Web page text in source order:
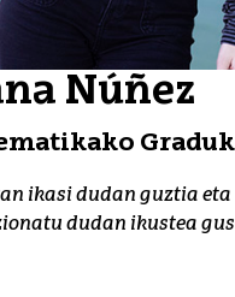
Núñez
ikasi dudan guztia eta
dudan ikustea